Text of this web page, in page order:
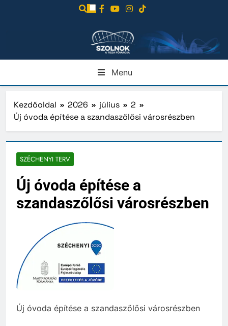
Menu
Kezdőoldal 2026 július
2
Új óvoda építése a szandaszőlősi városrészben
SZÉCHENYI TERV
Új óvoda építése a
szandaszőlősi városrészben
Új óvoda építése a szandaszőlősi városrészben